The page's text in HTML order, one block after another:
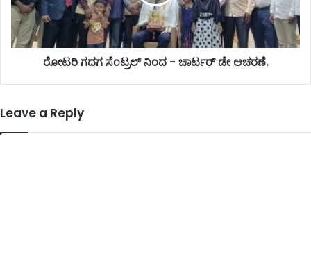
ರೋಟರಿ ಗದಗ ಸೆಂಟ್ರಲ್ ನಿಂದ - ಚಾರ್ಟರ್ ಡೇ ಆಚರಣೆ.
Leave a Reply